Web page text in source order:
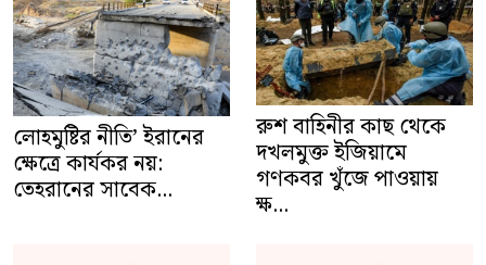
লোহমুষ্টির নীতি’ ইরানের
ক্ষেত্রে কার্যকর নয়:
তেহরানের সাবেক...
রুশ বাহিনীর কাছ থেকে
দখলমুক্ত ইজিয়ামে
গণকবর খুঁজে পাওয়ায়
ক্ষ...